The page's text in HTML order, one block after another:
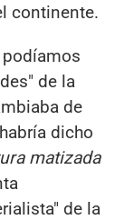
continente.
de la
de
dicho
matizada
de la